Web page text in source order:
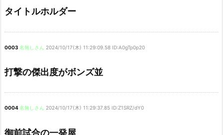
タイトルホルダー
0003 名無しさん 2024/10/17(木) 11:29:09.58 ID:A0gTp0p20
打撃の傑出度がボンズ並
0004名無しさん 2024/10/17(木) 11:29:37.85 ID:Z1SRZ/dY0
御前試合の一発屋